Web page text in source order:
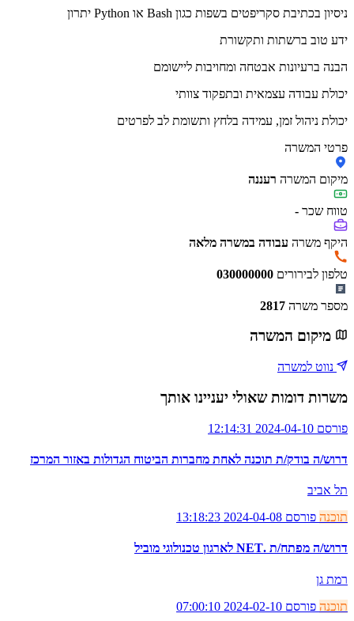
ניסיון בכתיבת סקריפטים בשפות כגון Bash או Python יתרון
ידע טוב ברשתות ותקשורת
הבנה ברעיונות אבטחה ומחויבות ליישומם
יכולת עבודה עצמאית ובתפקוד צוותי
יכולת ניהול זמן, עמידה בלחץ ותשומת לב לפרטים
פרטי המשרה
מיקום המשרה רעננה
טווח שכר -
היקף משרה עבודה במשרה מלאה
טלפון לבירורים 030000000
מספר משרה 2817
מיקום המשרה
נווט למשרה
משרות דומות שאולי יעניינו אותך
פורסם 2024-04-10 12:14:31
דרוש/ה בודק/ת תוכנה לאחת מחברות הביטוח הגדולות באזור המרכז
תל אביב
תוכנה פורסם 2024-04-08 13:18:23
דרוש/ה מפתח/ת .NET לארגון טכנולוגי מוביל
רמת גן
תוכנה פורסם 2024-02-10 07:00:10